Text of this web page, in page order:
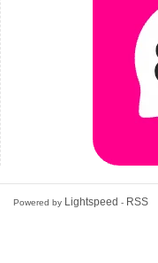
Powered by Lightspeed - RSS